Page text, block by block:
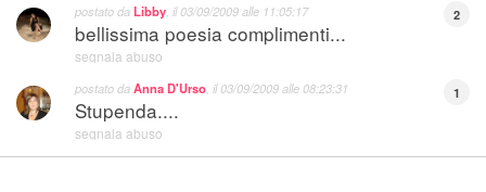
2
postato da Libby , il03/09/2009 alle 11:05:17
bellissima poesia complimenti...
segnala abuso
1
postato daAnna D'Urso , il03/09/2009 alle 08:23:31
Stupenda....
segnala abuso